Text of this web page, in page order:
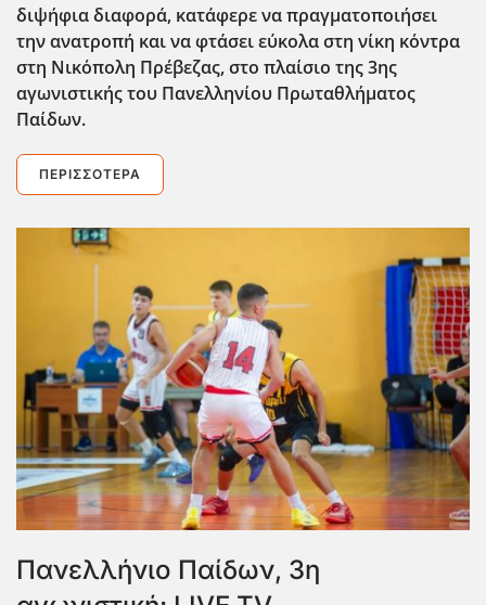
διψήφια διαφορά, κατάφερε να πραγματοποιήσει
την ανατροπή και να φτάσει εύκολα στη νίκη κ΄οντρα
στη Νικ΄οπολη Πρέβεζας, στο πλαίσιο της 3ης
αγωνιστικής του Πανελληνίου Πρωταθλήματος
Παίδων.
ΠΕΡΙΣΣΌΤΕΡΑ
Πανελλήνιο Παίδων, 3η